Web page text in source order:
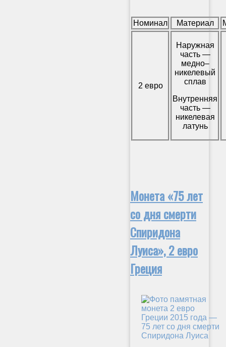
Номинал Материал
2 евро
Наружная
часть —
медно–
никелевый
сплав
Внутренняя
часть —
никелевая
латунь
Монета «75 лет
со дня смерти
Спиридона
Луиса», 2 евро
Греция